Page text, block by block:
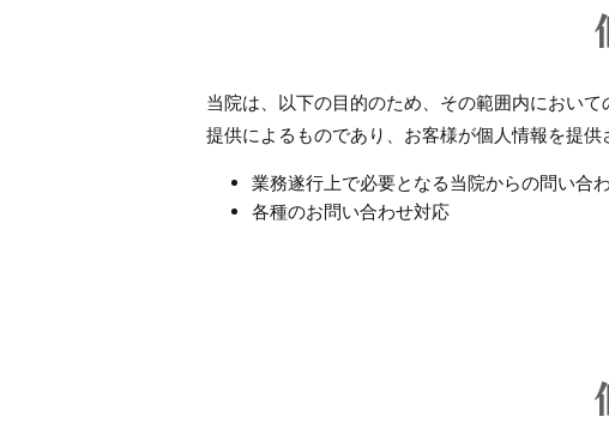
当院は、以下の目的のため、その範囲内におい
提供によるものであり、お客様が個人情報を提
業務遂行上で必要となる当院からの問い合
各種のお問い合わせ対応